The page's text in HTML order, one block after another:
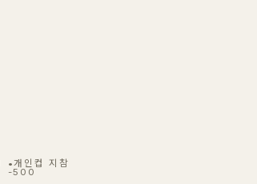
•개인컵 지참
-500